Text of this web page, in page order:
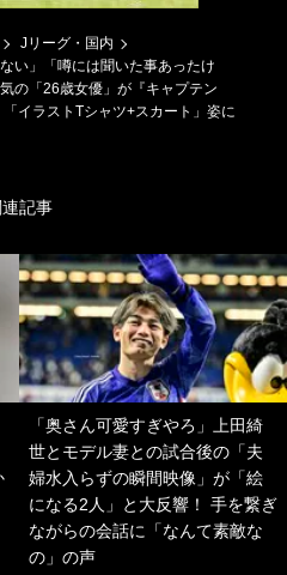
Jリーグ・国内
い」「噂には聞いた事あったけ
の「26歳女優」が『キャプテン
イラストTシャツ+スカート」姿に
連記事
「奥さん可愛すぎやろ」上田綺
世とモデル妻との試合後の「夫
婦水入らずの瞬間映像」が「絵
になる2人」と大反響！ 手を繋ぎ
ながらの会話に「なんて素敵な
の」の声